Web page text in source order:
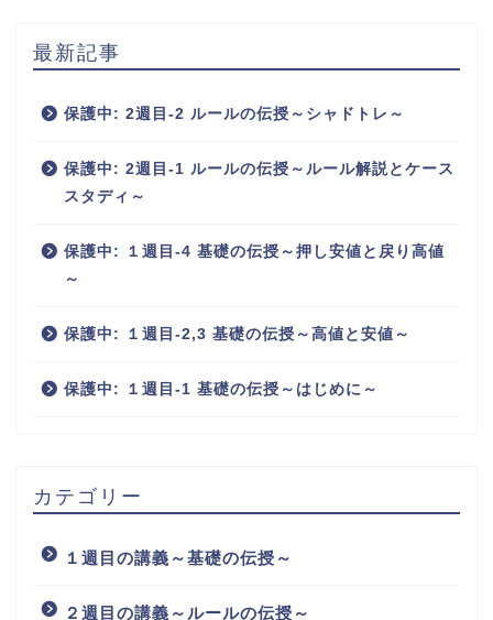
最新記事
保護中: 2週目-2 ルールの伝授～シャドトレ～
保護中: 2週目-1 ルールの伝授～ルール解説とケース
スタディ～
保護中: １週目-4 基礎の伝授～押し安値と戻り高値
～
保護中: １週目-2,3 基礎の伝授～高値と安値～
保護中: １週目-1 基礎の伝授～はじめに～
カテゴリー
１週目の講義～基礎の伝授～
２週目の講義～ルールの伝授～